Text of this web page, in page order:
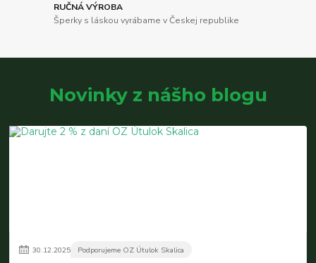
RUČNÁ VÝROBA
Šperky s láskou vyrábame v Českej republike
Novinky z nášho blogu
30.12.2025 Podporujeme OZ Útulok Skalica